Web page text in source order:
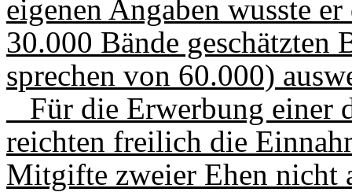
eigenen Angaben wusste
30.000 Bände
sprechen von 60.000)
Für die Erwerbung einer
reichten freilich die
Mitgifte zweier Ehen nicht